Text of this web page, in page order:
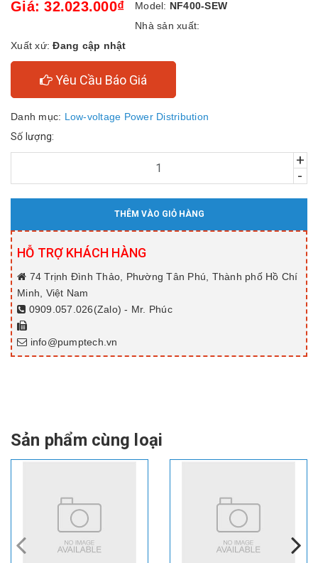
Giá: 32.023.000₫ Model: NF400-SEW
Nhà sản xuất:
Xuất xứ:Đang cập nhật
Yêu Cầu Báo Giá
Danh mục: Low-voltage Power Distribution
Số lượng:
+
-
THÊM VÀO GIỎ HÀNG
HỖ TRỢ KHÁCH HÀNG
74 Trịnh Đình Thảo, Phường Tân Phú, Thành phố Hồ Chí
Minh, Việt Nam
0909.057.026(Zalo) - Mr. Phúc
info@pumptech.vn
Sản phẩm cùng loại